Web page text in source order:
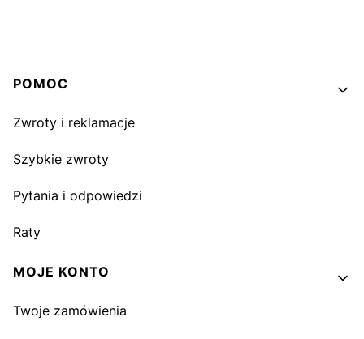
Linki w stopce
POMOC
Zwroty i reklamacje
Szybkie zwroty
Pytania i odpowiedzi
Raty
MOJE KONTO
Twoje zamówienia